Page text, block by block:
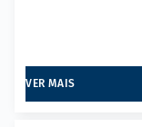
VER MAIS